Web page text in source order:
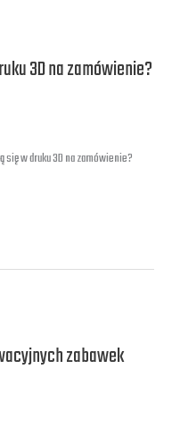
3D na zamówienie?
w druku 3D na zamówienie?
zabawek